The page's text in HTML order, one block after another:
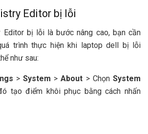
Editor bị lỗi
Editor bị lỗi là bước nâng cao, bạn cần
trình thực hiện khi laptop dell bị lỗi
như sau:
>System >About > ChọnSystem
tạo điểm khôi phục bằng cách nhấn